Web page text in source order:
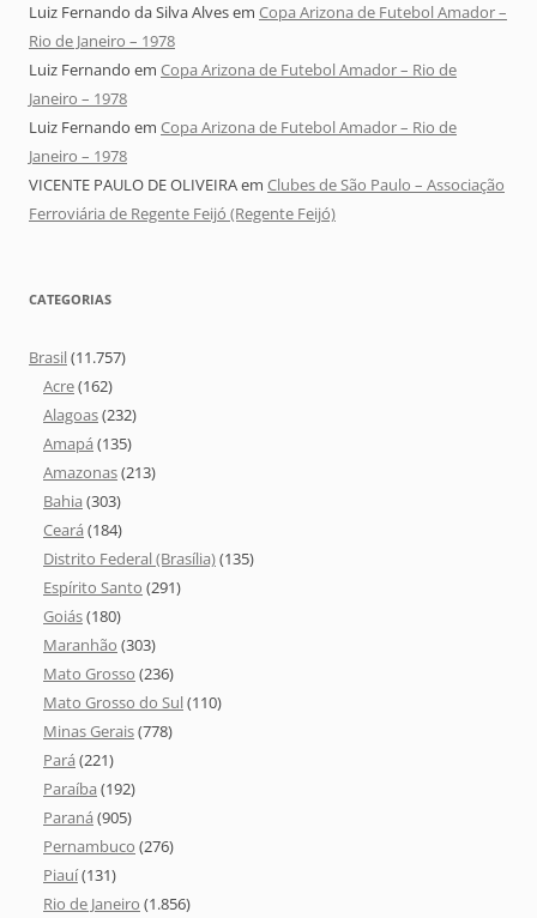
Luiz Fernando da Silva Alvesem Copa Arizona de Futebol Amador –
Rio de Janeiro – 1978
Luiz Fernando em Copa Arizona de Futebol Amador – Rio de
Janeiro – 1978
Luiz Fernando em Copa Arizona de Futebol Amador – Rio de
Janeiro – 1978
VICENTE PAULO DE OLIVEIRAem Clubes de São Paulo – Associação
Ferroviária de Regente Feijó (Regente Feijó)
CATEGORIAS
Brasil(11.757)
Acre(162)
Alagoas(232)
Amapá (135)
Amazonas(213)
Bahia (303)
Ceará (184)
Distrito Federal (Brasília)(135)
Espírito Santo (291)
Goiás(180)
Maranhão (303)
Mato Grosso (236)
Mato Grosso do Sul(110)
Minas Gerais(778)
Pará (221)
Paraíba (192)
Paraná (905)
Pernambuco (276)
Piauí(131)
Rio de Janeiro (1.856)